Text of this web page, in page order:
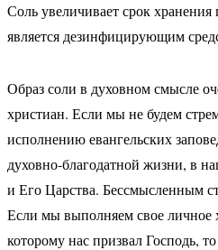
Соль увеличивает срок хранения
является дезинфицирующим
Образ соли в духовном смысле
христиан. Если мы не будем
исполнению евангельских
духовно-благодатной жизни, в
и Его Царства. Бессмысленным
Если мы выполняем свое личное
которому нас призвал Господь,